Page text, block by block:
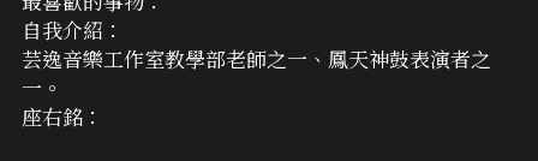
自我介紹：
芸逸音樂工作室教學部老師之一、鳳天神鼓表演者之
一。
座右銘：